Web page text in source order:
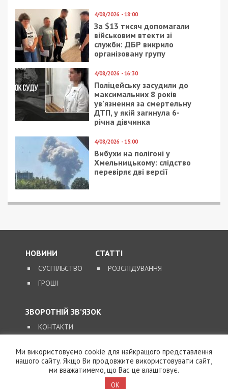
4/08/2026 - 18:00
За $13 тисяч допомагали
військовим втекти зі
служби: ДБР викрило
організовану групу
4/08/2026 - 16:30
Поліцейську засудили до
максимальних 8 років
ув’язнення за смертельну
ДТП, у якій загинула 6-
річна дівчинка
4/08/2026 - 15:00
Вибухи на полігоні у
Хмельницькому: слідство
перевіряє дві версії
НОВИНИ
СУСПІЛЬСТВО
ГРОШІ
СТАТТІ
РОЗСЛІДУВАННЯ
ЗВОРОТНІЙ ЗВ’ЯЗОК
КОНТАКТИ
SUPPORT@49000.COM.UA
© 2026, ВСІ ПРАВА ЗАХИЩЕНІ
Ми використовуємо cookie для найкращого представлення
нашого сайту. Якщо Ви продовжите використовувати сайт,
ми вважатимемо, що Вас це влаштовує.
OK